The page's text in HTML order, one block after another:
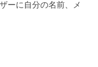
ーに自分の名前、メ